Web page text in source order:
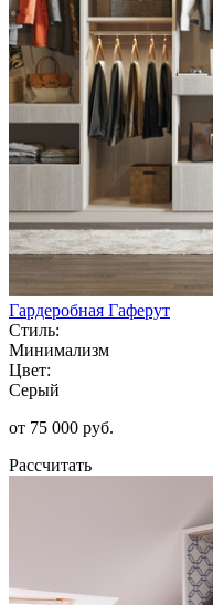
Гардеробная Гаферут
Стиль:
Минимализм
Цвет:
Серый
от 75 000 руб.
Рассчитать